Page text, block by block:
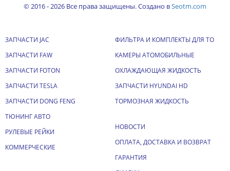
© 2016 - 2026 Все права защищены. Создано вSeotm.com
ЗАПЧАСТИ JAC
ЗАПЧАСТИ FAW
ЗАПЧАСТИ FOTON
ЗАПЧАСТИ TESLA
ЗАПЧАСТИ DONG FENG
ТЮНИНГ АВТО
РУЛЕВЫЕ РЕЙКИ
КОММЕРЧЕСКИЕ
ФИЛЬТРА И КОМПЛЕКТЫ ДЛЯ ТО
КАМЕРЫ АТОМОБИЛЬНЫЕ
ОХЛАЖДАЮЩАЯ ЖИДКОСТЬ
ЗАПЧАСТИ HYUNDAI HD
ТОРМОЗНАЯ ЖИДКОСТЬ
НОВОСТИ
ОПЛАТА, ДОСТАВКА И ВОЗВРАТ
ГАРАНТИЯ